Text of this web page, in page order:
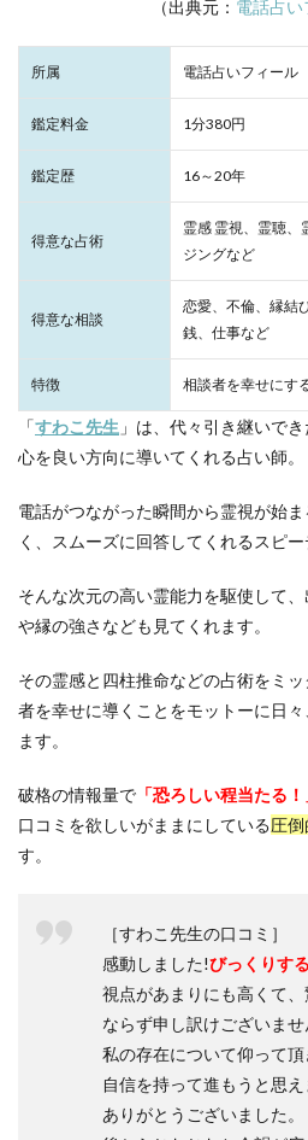
（出典元： 電話占
所属 電話占いフィール
鑑定料金 1分380円
鑑定歴 16～20年
得意な占術
霊感 霊視、霊聴、
ジングなど
得意な相談
恋愛、不倫、縁結
銭、仕事など
特徴 相談者を幸せにす
「すわこ先生 」は、代々引き継いで
心を良い方向に導いてくれる占い師。
電話がつながった瞬間から霊視が始
く、スムーズに回答してくれるスピー
そんな次元の高い霊能力を駆使して
や縁の強さなども見てくれます。
その霊感と四柱推命などの占術をミ
者を幸せに導くことをモットーに日
ます。
破格の情報量で 「恐ろしい程当たる
口コミを欲しいがままにしている圧
す。
［すわこ先生の口コミ］
感動しました!びっくりす
視点があまりにも高くて
ならず申し訳けございませ
私の存在について仰って
自信を持って進もうと思え
ありがとうございました。